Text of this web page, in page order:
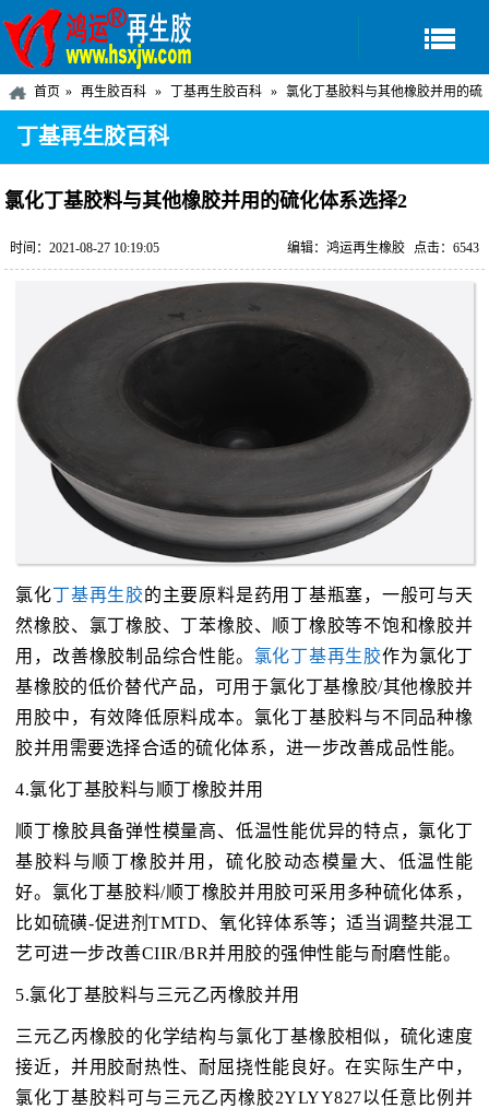
首页 再生胶百科 丁基再生胶百科 氯化丁基胶料与其他橡胶并用的硫
化体系选择2
丁基再生胶百科
氯化丁基胶料与其他橡胶并用的硫化体系选择2
时间：2021-08-27 10:19:05 点击：6543
编辑：鸿运再生橡胶
氯化丁基再生胶的主要原料是药用丁基瓶塞，一般可与天
然橡胶、氯丁橡胶、丁苯橡胶、顺丁橡胶等不饱和橡胶并
用，改善橡胶制品综合性能。 氯化丁基再生胶作为氯化丁
基橡胶的低价替代产品，可用于氯化丁基橡胶/其他橡胶并
用胶中，有效降低原料成本。氯化丁基胶料与不同品种橡
胶并用需要选择合适的硫化体系，进一步改善成品性能。
4.氯化丁基胶料与顺丁橡胶并用
顺丁橡胶具备弹性模量高、低温性能优异的特点，氯化丁
基胶料与顺丁橡胶并用，硫化胶动态模量大、低温性能
好。氯化丁基胶料/顺丁橡胶并用胶可采用多种硫化体系，
比如硫磺-促进剂TMTD、氧化锌体系等；适当调整共混工
艺可进一步改善CIIR/BR并用胶的强伸性能与耐磨性能。
5.氯化丁基胶料与三元乙丙橡胶并用
三元乙丙橡胶的化学结构与氯化丁基橡胶相似，硫化速度
接近，并用胶耐热性、耐屈挠性能良好。在实际生产中，
氯化丁基胶料可与三元乙丙橡胶2YLYY827以任意比例并